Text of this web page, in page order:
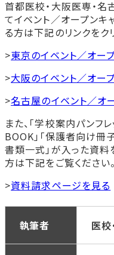
首都医校・大阪医専・名
てイベント／オープンキ
る方は下記のリンクをク
>東京のイベント／オー
>大阪のイベント／オー
>名古屋のイベント／オ
また、「学校案内パンフ
BOOK」「保護者向け冊
書類一式」が入った資料
方は下記をご覧ください。
>資料請求ページを見る
執筆者 医校